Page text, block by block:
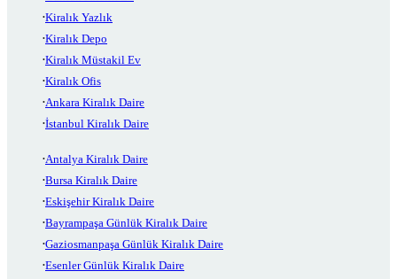
Kiralık Yazlık
Kiralık Depo
Kiralık Müstakil Ev
Kiralık Ofis
Ankara Kiralık Daire
İstanbul Kiralık Daire
Antalya Kiralık Daire
Bursa Kiralık Daire
Eskişehir Kiralık Daire
Bayrampaşa Günlük Kiralık Daire
Gaziosmanpaşa Günlük Kiralık Daire
Esenler Günlük Kiralık Daire